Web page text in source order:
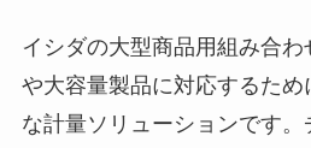
イシダの大型商品用組み合
や大容量製品に対応するた
な計量ソリューションです